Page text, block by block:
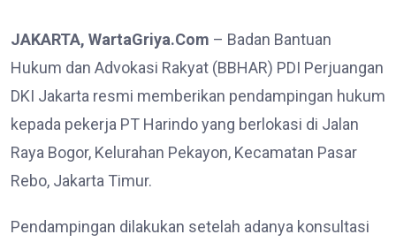
JAKARTA, WartaGriya.Com – Badan Bantuan
Hukum dan Advokasi Rakyat (BBHAR) PDI Perjuangan
DKI Jakarta resmi memberikan pendampingan hukum
kepada pekerja PT Harindo yang berlokasi di Jalan
Raya Bogor, Kelurahan Pekayon, Kecamatan Pasar
Rebo, Jakarta Timur.
Pendampingan dilakukan setelah adanya konsultasi